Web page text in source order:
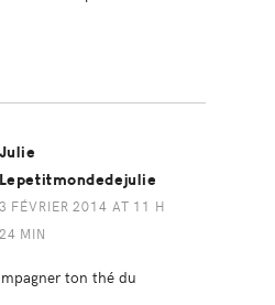
Julie
Lepetitmondedejulie
3 FÉVRIER 2014 AT 11 H
24 MIN
ton thé du